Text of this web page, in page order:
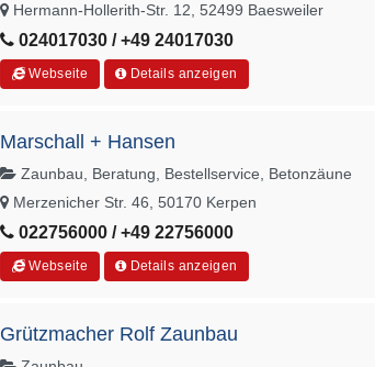
Hermann-Hollerith-Str. 12, 52499 Baesweiler
024017030 / +49 24017030
Webseite Details anzeigen
Marschall + Hansen
Zaunbau, Beratung, Bestellservice, Betonzäune
Merzenicher Str. 46, 50170 Kerpen
022756000 / +49 22756000
Webseite Details anzeigen
Grützmacher Rolf Zaunbau